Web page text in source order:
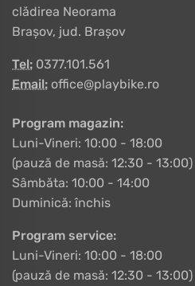
clădirea Neorama
Brașov, jud. Brașov
Tel: 0377.101.561
Email: office@playbike.ro
Program magazin:
Luni-Vineri: 10:00 - 18:00
(pauză de masă: 12:30 - 13:00)
Sâmbăta: 10:00 - 14:00
Duminică: închis
Program service:
Luni-Vineri: 10:00 - 18:00
(pauză de masă: 12:30 - 13:00)